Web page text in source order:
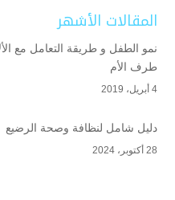
المقالات الأشهر
نمو الطفل و طريقة التعامل مع
طرف الأم
4 أبريل، 2019
دليل شامل لنظافة وصحة الرضيع
28 أكتوبر، 2024